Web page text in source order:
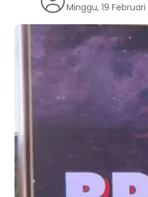
Minggu, 19 Februari